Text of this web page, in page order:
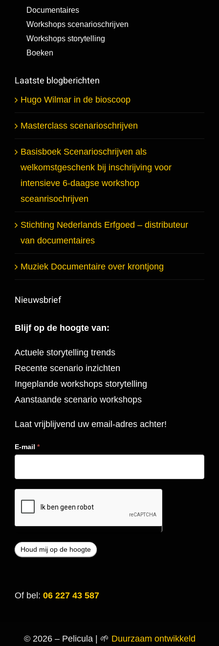
Documentaires
Workshops scenarioschrijven
Workshops storytelling
Boeken
Laatste blogberichten
Hugo Wilmar in de bioscoop
Masterclass scenarioschrijven
Basisboek Scenarioschrijven als
welkomstgeschenk bij inschrijving voor
intensieve 6-daagse workshop
sceanrisochrijven
Stichting Nederlands Erfgoed – distributeur
van documentaires
Muziek Documentaire over krontjong
Nieuwsbrief
Blijf op de hoogte van:
Actuele storytelling trends
Recente scenario inzichten
Ingeplande workshops storytelling
Aanstaande scenario workshops
Laat vrijblijvend uw email-adres achter!
E-mail *
Of bel: 06 227 43 587
© 2026 – Pelicula | 🌱 Duurzaam ontwikkeld